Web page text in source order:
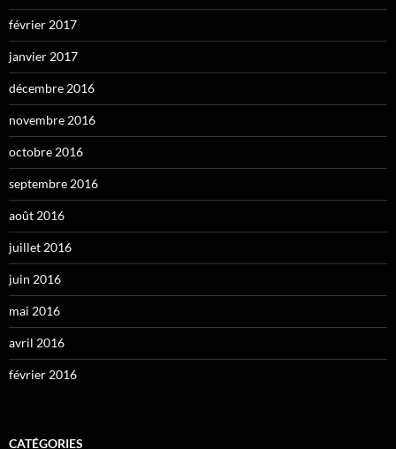
février 2017
janvier 2017
décembre 2016
novembre 2016
octobre 2016
septembre 2016
août 2016
juillet 2016
juin 2016
mai 2016
avril 2016
février 2016
CATÉGORIES